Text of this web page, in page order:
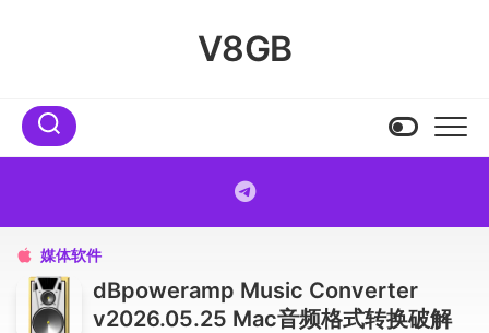
V8GB
 媒体软件
dBpoweramp Music Converter
v2026.05.25 Mac音频格式转换破解